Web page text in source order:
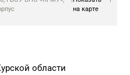
на карте
области